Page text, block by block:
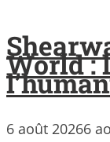
World :
6 août 20266